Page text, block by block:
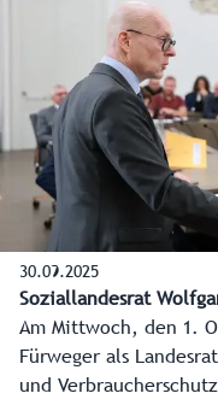
zuständige Landesrat
Seniorenwohnhaus
laufen die
derzeit auf
30.09.2025
Soziallandesrat
Am Mittwoch, den 1.
Fürweger als
und